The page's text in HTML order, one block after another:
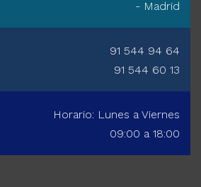
- Madrid
91 544 94 64
91 544 60 13
Horario: Lunes a Viernes
09:00 a 18:00